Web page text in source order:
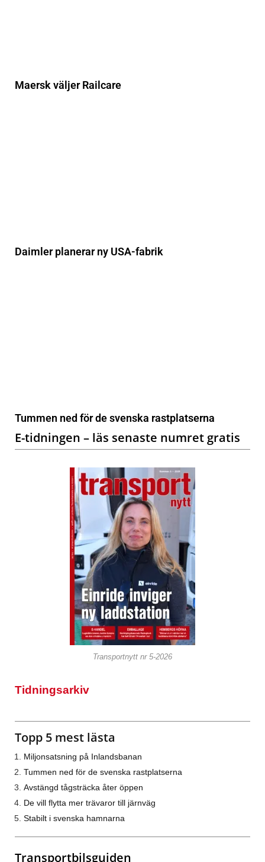
Maersk väljer Railcare
Daimler planerar ny USA-fabrik
Tummen ned för de svenska rastplatserna
E-tidningen – läs senaste numret gratis
Transportnytt nr 5-2026
Tidningsarkiv
Topp 5 mest lästa
Miljonsatsning på Inlandsbanan
Tummen ned för de svenska rastplatserna
Avstängd tågsträcka åter öppen
De vill flytta mer trävaror till järnväg
Stabilt i svenska hamnarna
Transportbilsguiden